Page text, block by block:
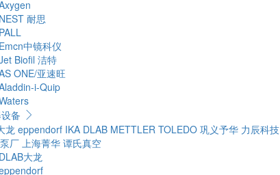
NEST 耐思
PALL
Emcn中镜科仪
Biofil 洁特
ONE/亚速旺
i-Quip
备
龙 eppendorf IKA DLAB METTLER TOLEDO 巩义予华 力辰科技
厂 上海菁华 谭氏真空
DLAB大龙